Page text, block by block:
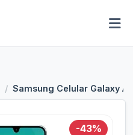
Samsung Celular Galaxy
-43%